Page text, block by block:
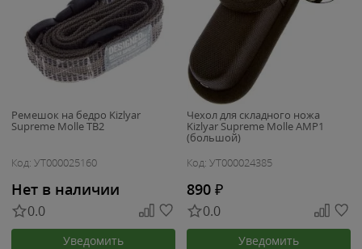
Ремешок на бедро Kizlyar
Supreme Molle TB2
Код: УТ000025160
Нет в наличии
0.0
Уведомить
Чехол для складного ножа
Kizlyar Supreme Molle AMP1
(большой)
Код: УТ000024385
890 ₽
0.0
Уведомить